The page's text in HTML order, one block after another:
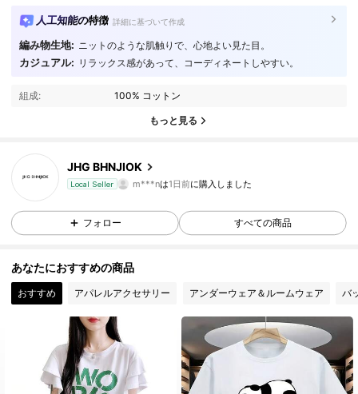
人工知能の特徴 詳細に基づいて作成
編み物生地: ニットのような肌触りで、心地よい見た目。
カジュアル: リラックス感があって、コーディネートしやすい。
組成: 100% コットン
もっと見る
JHG BHNJIOK
Local Seller
4.33 5 フォロワー
4.33 5 フォロワー
4.33
m***nは1日前に購入しました
4.33 5 フォロワー
4.33 5 フォロワー
フォロー すべての商品
あなたにおすすめの商品
おすすめ アパレルアクセサリー アンダーウェア＆ルームウェア バ